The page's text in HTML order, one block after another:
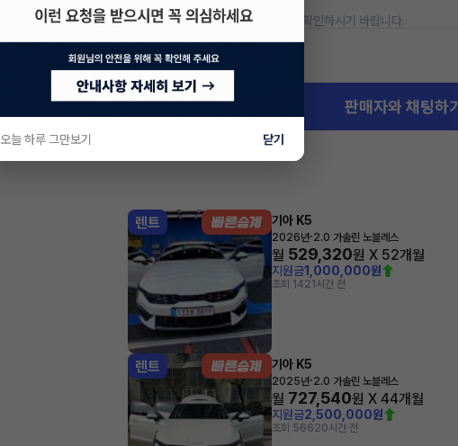
* 정확한 정보는 판매자와 반드시 확인하시기 바랍니다.
차량 위치
경기 파주시 목동동
판매자와 채팅하기
렌트 기아 K5
2026년·2.0 가솔린 노블레스
월 529,320원 X 52개월
지원금1,000,000원
조회 1421시간 전
렌트 기아 K5
2025년·2.0 가솔린 노블레스
월 727,540원 X 44개월
지원금2,500,000원
조회 56620시간 전
오늘 하루 그만보기 닫기